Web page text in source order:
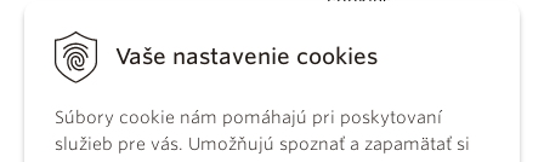
Vaše nastavenie cookies
Súbory cookie nám pomáhajú pri poskytovaní
služieb pre vás. Umožňujú spoznať a zapamätať si
KBS
kánonického
práva